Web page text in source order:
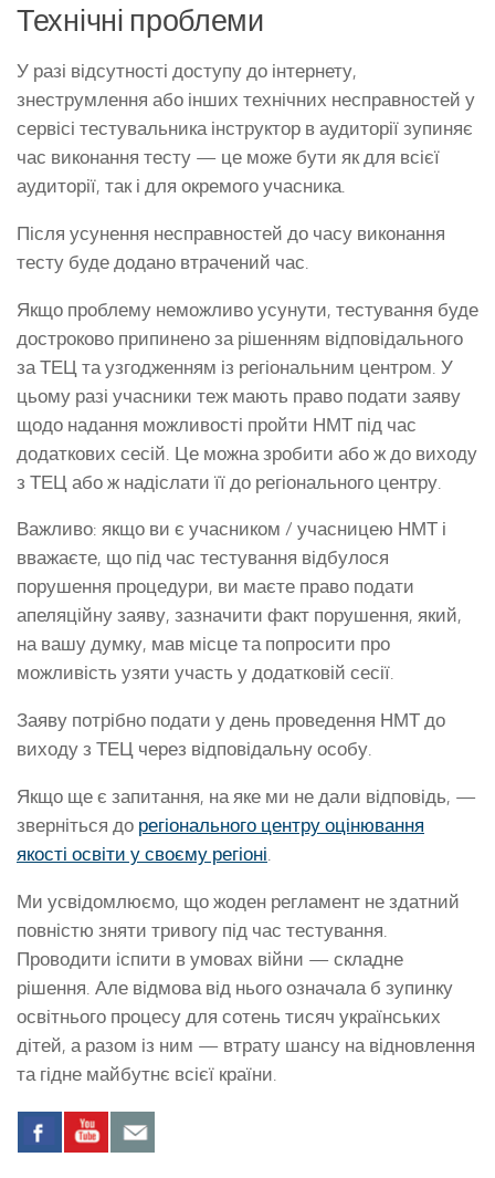
Технічні проблеми
У разі відсутності доступу до інтернету,
знеструмлення або інших технічних несправностей у
сервісі тестувальника інструктор в аудиторії зупиняє
час виконання тесту — це може бути як для всієї
аудиторії, так і для окремого учасника.
Після усунення несправностей до часу виконання
тесту буде додано втрачений час.
Якщо проблему неможливо усунути, тестування буде
достроково припинено за рішенням відповідального
за ТЕЦ та узгодженням із регіональним центром. У
цьому разі учасники теж мають право подати заяву
щодо надання можливості пройти НМТ під час
додаткових сесій. Це можна зробити або ж до виходу
з ТЕЦ або ж надіслати її до регіонального центру.
Важливо: якщо ви є учасником / учасницею НМТ і
вважаєте, що під час тестування відбулося
порушення процедури, ви маєте право подати
апеляційну заяву, зазначити факт порушення, який,
на вашу думку, мав місце та попросити про
можливість узяти участь у додатковій сесії.
Заяву потрібно подати у день проведення НМТ до
виходу з ТЕЦ через відповідальну особу.
Якщо ще є запитання, на яке ми не дали відповідь, —
зверніться до регіонального центру оцінювання
якості освіти у своєму регіоні
Ми усвідомлюємо, що жоден регламент не здатний
повністю зняти тривогу під час тестування.
Проводити іспити в умовах війни — складне
рішення. Але відмова від нього означала б зупинку
освітнього процесу для сотень тисяч українських
дітей, а разом із ним — втрату шансу на відновлення
та гідне майбутнє всієї країни.